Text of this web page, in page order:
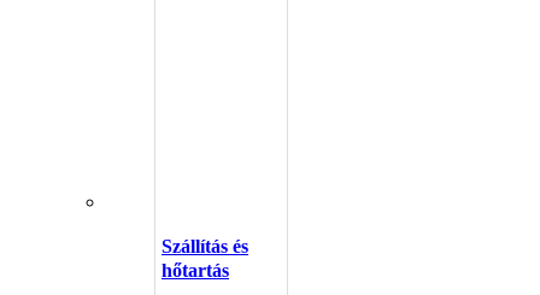
Szállítás és
hőtartás